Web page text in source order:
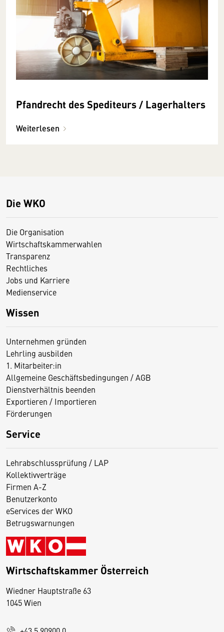
Pfandrecht des Spediteurs / Lagerhalters
Weiterlesen
Die WKO
Die Organisation
Wirtschaftskammerwahlen
Transparenz
Rechtliches
Jobs und Karriere
Medienservice
Wissen
Unternehmen gründen
Lehrling ausbilden
1. Mitarbeiter:in
Allgemeine Geschäftsbedingungen / AGB
Dienstverhältnis beenden
Exportieren / Importieren
Förderungen
Service
Lehrabschlussprüfung / LAP
Kollektivverträge
Firmen A-Z
Benutzerkonto
eServices der WKO
Betrugswarnungen
Wirtschaftskammer Österreich
Wiedner Hauptstraße 63
1045 Wien
D